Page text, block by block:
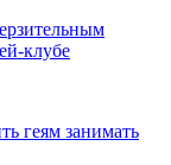
клубе
геям занимать